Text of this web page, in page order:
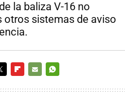
la baliza V-16 no
otros sistemas de aviso